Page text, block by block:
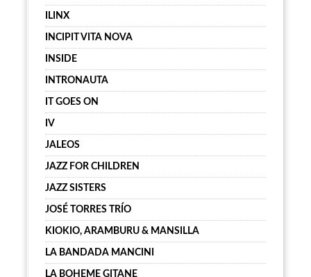
ILINX
INCIPIT VITA NOVA
INSIDE
INTRONAUTA
IT GOES ON
IV
JALEOS
JAZZ FOR CHILDREN
JAZZ SISTERS
JOSÉ TORRES TRÍO
KIOKIO, ARAMBURU & MANSILLA
LA BANDADA MANCINI
LA BOHEME GITANE